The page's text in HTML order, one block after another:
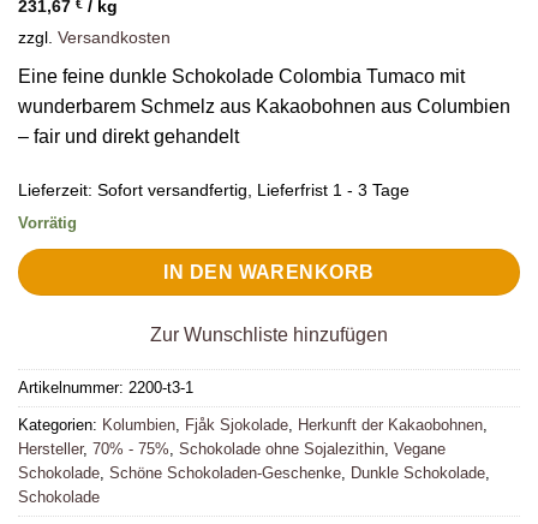
231,67 € / kg
zzgl. Versandkosten
Eine feine dunkle Schokolade Colombia Tumaco mit
wunderbarem Schmelz aus Kakaobohnen aus Columbien
– fair und direkt gehandelt
Lieferzeit: Sofort versandfertig, Lieferfrist 1 - 3 Tage
Vorrätig
IN DEN WARENKORB
Zur Wunschliste hinzufügen
Artikelnummer: 2200-t3-1
Kategorien: Kolumbien, Fjåk Sjokolade, Herkunft der Kakaobohnen,
Hersteller, 70% - 75%, Schokolade ohne Sojalezithin, Vegane
Schokolade, Schöne Schokoladen-Geschenke, Dunkle Schokolade,
Schokolade